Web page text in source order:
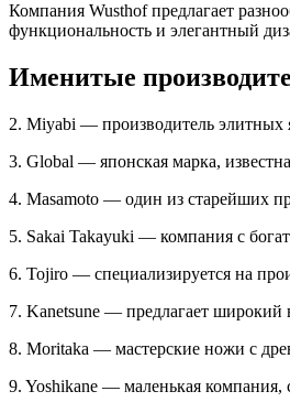
Компания Wusthof предлагает
функциональность и элегантный
Именитые
2. Miyabi — производитель
3. Global — японская марка,
4. Masamoto — один из старейших
5. Sakai Takayuki — компания с
6. Tojiro — специализируется на
7. Kanetsune — предлагает
8. Moritaka — мастерские ножи с
9. Yoshikane — маленькая компания,